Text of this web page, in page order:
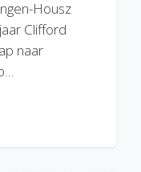
Housz
Clifford
naar